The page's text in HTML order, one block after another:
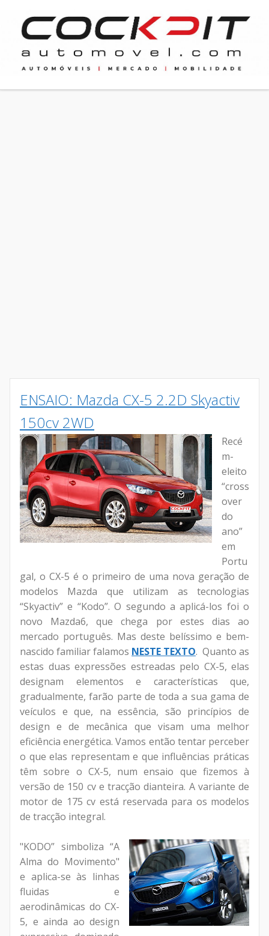
ENSAIO: Mazda CX-5 2.2D Skyactiv
150cv 2WD
Recé
m-
eleito
“cross
over
do
ano”
em
Portu
gal, o CX-5 é o primeiro de uma nova geração de
modelos Mazda que utilizam as tecnologias
“Skyactiv” e “Kodo”. O segundo a aplicá-los foi o
novo Mazda6, que chega por estes dias ao
mercado português. Mas deste belíssimo e bem-
nascido familiar falamos NESTE TEXTO. Quanto as
estas duas expressões estreadas pelo CX-5, elas
designam elementos e características que,
gradualmente, farão parte de toda a sua gama de
veículos e que, na essência, são princípios de
design e de mecânica que visam uma melhor
eficiência energética. Vamos então tentar perceber
o que elas representam e que influências práticas
têm sobre o CX-5, num ensaio que fizemos à
versão de 150 cv e tracção dianteira. A variante de
motor de 175 cv está reservada para os modelos
de tracção integral.
"KODO” simboliza “A
Alma do Movimento"
e aplica-se às linhas
fluidas e
aerodinâmicas do CX-
5, e ainda ao design